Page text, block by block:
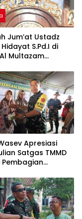
Jum’at Ustadz
S.Pd.I di
Multazam
Ujian
Apresiasi
Satgas TMMD
Pembagian